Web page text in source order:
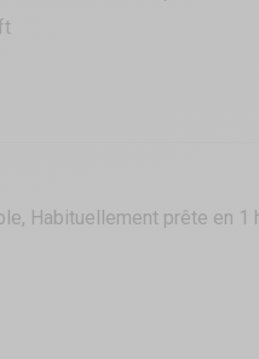
Habituellement prête en 1